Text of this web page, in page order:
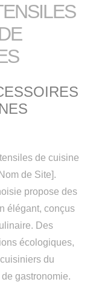
de cuisine
de Site].
propose des
élégant, conçus
Des
écologiques,
du
gastronomie.